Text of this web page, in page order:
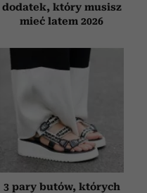
dodatek, który musisz
mieć latem 2026
3 pary butów, których